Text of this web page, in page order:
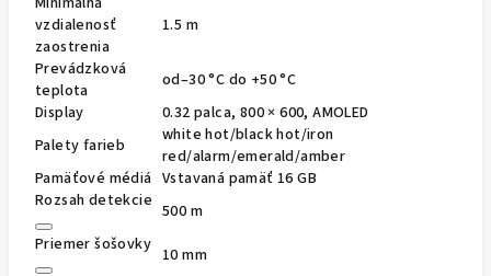
vzdialenosť
zaostrenia
1.5 m
Prevádzková
teplota
od–30 °C do +50 °C
Display
0.32 palca, 800 × 600, AMOLED
Palety farieb
white hot/black hot/iron
red/alarm/emerald/amber
Pamäťové médiá Vstavaná pamäť 16 GB
Rozsah detekcie 500 m
Priemer šošovky 10 mm